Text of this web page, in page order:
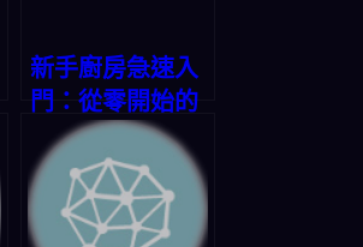
新手廚房急速入
門：從零開始的
烹飪之旅